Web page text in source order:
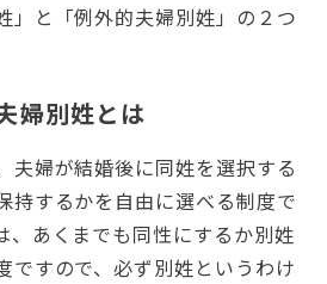
」と「例外的夫婦別姓」の２つ
婦別姓とは
夫婦が結婚後に同姓を選択する
持するかを自由に選べる制度で
、あくまでも同性にするか別姓
ですので、必ず別姓というわけ